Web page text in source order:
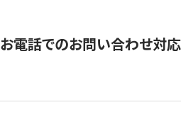
お電話でのお問い合わせ対